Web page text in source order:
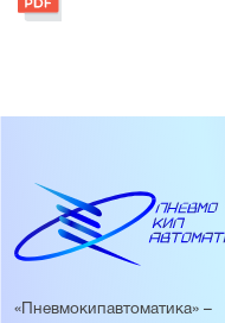
«Пневмокипавтоматика» –